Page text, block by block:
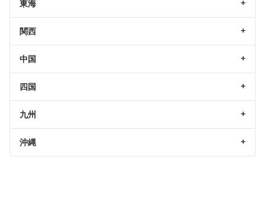
東海
関西
中国
四国
九州
沖縄